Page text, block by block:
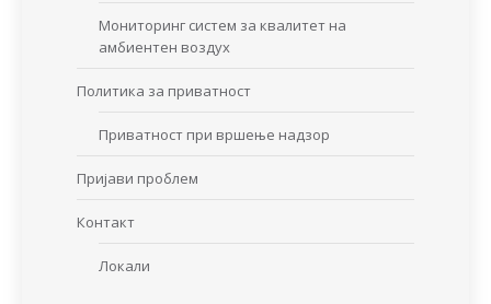
Мониторинг систем за квалитет на
амбиентен воздух
Политика за приватност
Приватност при вршење надзор
Пријави проблем
Контакт
Локали